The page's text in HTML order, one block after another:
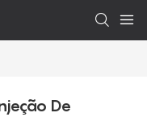
De